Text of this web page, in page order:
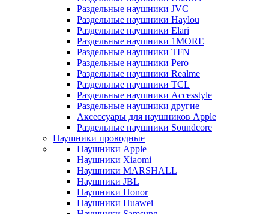
Раздельные наушники JVC
Раздельные наушники Haylou
Раздельные наушники Elari
Раздельные наушники 1MORE
Раздельные наушники TFN
Раздельные наушники Pero
Раздельные наушники Realme
Раздельные наушники TCL
Раздельные наушники Accesstyle
Раздельные наушники другие
Аксессуары для наушников Apple
Раздельные наушники Soundcore
Наушники проводные
Наушники Apple
Наушники Xiaomi
Наушники MARSHALL
Наушники JBL
Наушники Honor
Наушники Huawei